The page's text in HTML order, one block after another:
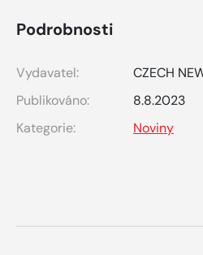
Podrobnosti
Vydavatel:
CZECH
Publikováno:
8.8.2023
Kategorie:
Noviny